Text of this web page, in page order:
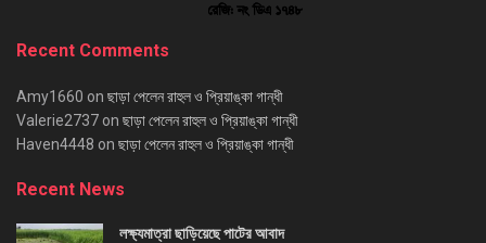
Recent Comments
Amy1660 on ছাড়া পেলেন রাহুল ও প্রিয়াঙ্কা গান্ধী
Valerie2737 on ছাড়া পেলেন রাহুল ও প্রিয়াঙ্কা গান্ধী
Haven4448 on ছাড়া পেলেন রাহুল ও প্রিয়াঙ্কা গান্ধী
Recent News
লক্ষ্যমাত্রা ছাড়িয়েছে পাটের আবাদ